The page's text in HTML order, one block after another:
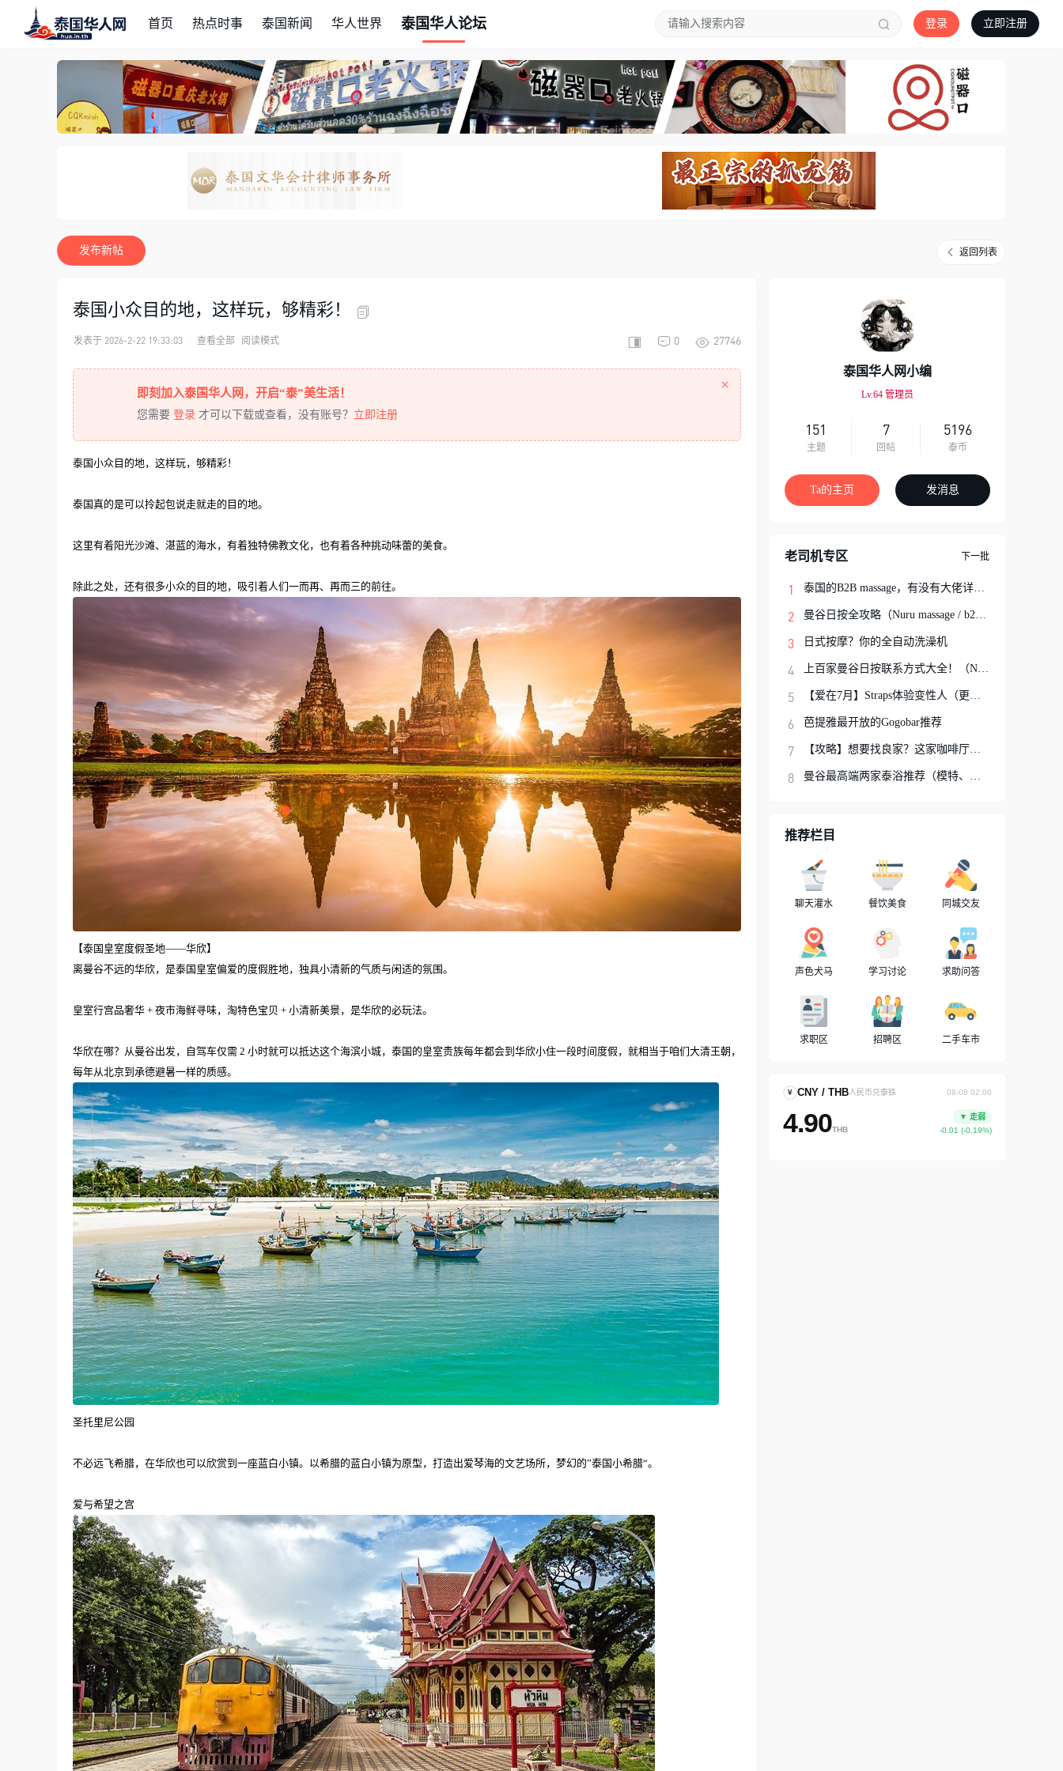
首页 热点时事 泰国新闻 华人世界 泰国华人论坛 登录 立即注册
返回列表
发布新帖
泰国小众目的地，这样玩，够精彩！
27746
0
发表于 2026-2-22 19:33:03 查看全部 阅读模式
即刻加入泰国华人网，开启“泰”美生活！
您需要 登录 才可以下载或查看，没有账号？ 立即注册
×
泰国小众目的地，这样玩，够精彩！
泰国真的是可以拎起包说走就走的目的地。
这里有着阳光沙滩、湛蓝的海水，有着独特佛教文化，也有着各种挑动味蕾的美食。
除此之处，还有很多小众的目的地，吸引着人们一而再、再而三的前往。
【泰国皇室度假圣地——华欣】
离曼谷不远的华欣，是泰国皇室偏爱的度假胜地，独具小清新的气质与闲适的氛围。
皇室行宫品奢华 + 夜市海鲜寻味，淘特色宝贝 + 小清新美景，是华欣的必玩法。
华欣在哪？从曼谷出发，自驾车仅需 2 小时就可以抵达这个海滨小城，泰国的皇室贵族每年都会到华欣小住一段时间度假，就相当于咱们大清王朝，
每年从北京到承德避暑一样的质感。
圣托里尼公园
不必远飞希腊，在华欣也可以欣赏到一座蓝白小镇。以希腊的蓝白小镇为原型，打造出爱琴海的文艺场所，梦幻的”泰国小希腊“。
爱与希望之宫
泰国华人网小编
Lv.64 管理员
151
主题
7
回帖
5196
泰币
Ta的主页 发消息
老司机专区 下一批
泰国的B2B massage，有没有大佬详细解说一
曼谷日按全攻略（Nuru massage / b2b按摩避
日式按摩？你的全自动洗澡机
上百家曼谷日按联系方式大全！（Nuru Massa
【爱在7月】Straps体验变性人（更新完结）
芭提雅最开放的Gogobar推荐
【攻略】想要找良家？这家咖啡厅你可以试试
曼谷最高端两家泰浴推荐（模特、网红、明星
推荐栏目
聊天灌水 餐饮美食 同城交友
声色犬马 学习讨论 求助问答
求职区 招聘区 二手车市
¥ CNY / THB人民币兑泰铢 08-08 02:00
4.90THB
▼ 走弱
-0.01 (-0.19%)